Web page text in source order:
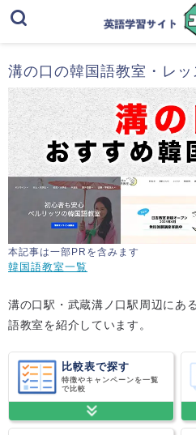
溝の口の韓国語教室・レ
本記事は一部PRを含みます
韓国語教室一覧
溝の口駅・武蔵溝ノ口駅周辺にあ
語教室を紹介しています。
比較表で探す
特徴やキャンペーンを一覧
で比較